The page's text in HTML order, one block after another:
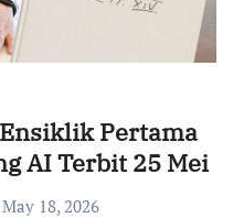
Pertama
AI Terbit 25 Mei
May 18, 2026